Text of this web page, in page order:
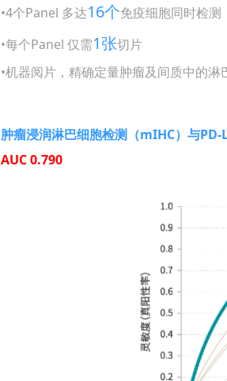
肿瘤浸润淋巴细胞检测（mIHC）与
AUC 0.790
•4个Panel 多达16个免疫细胞同时检测
•每个Panel 仅需1张切片
•机器阅片，精确定量肿瘤及间质中的淋